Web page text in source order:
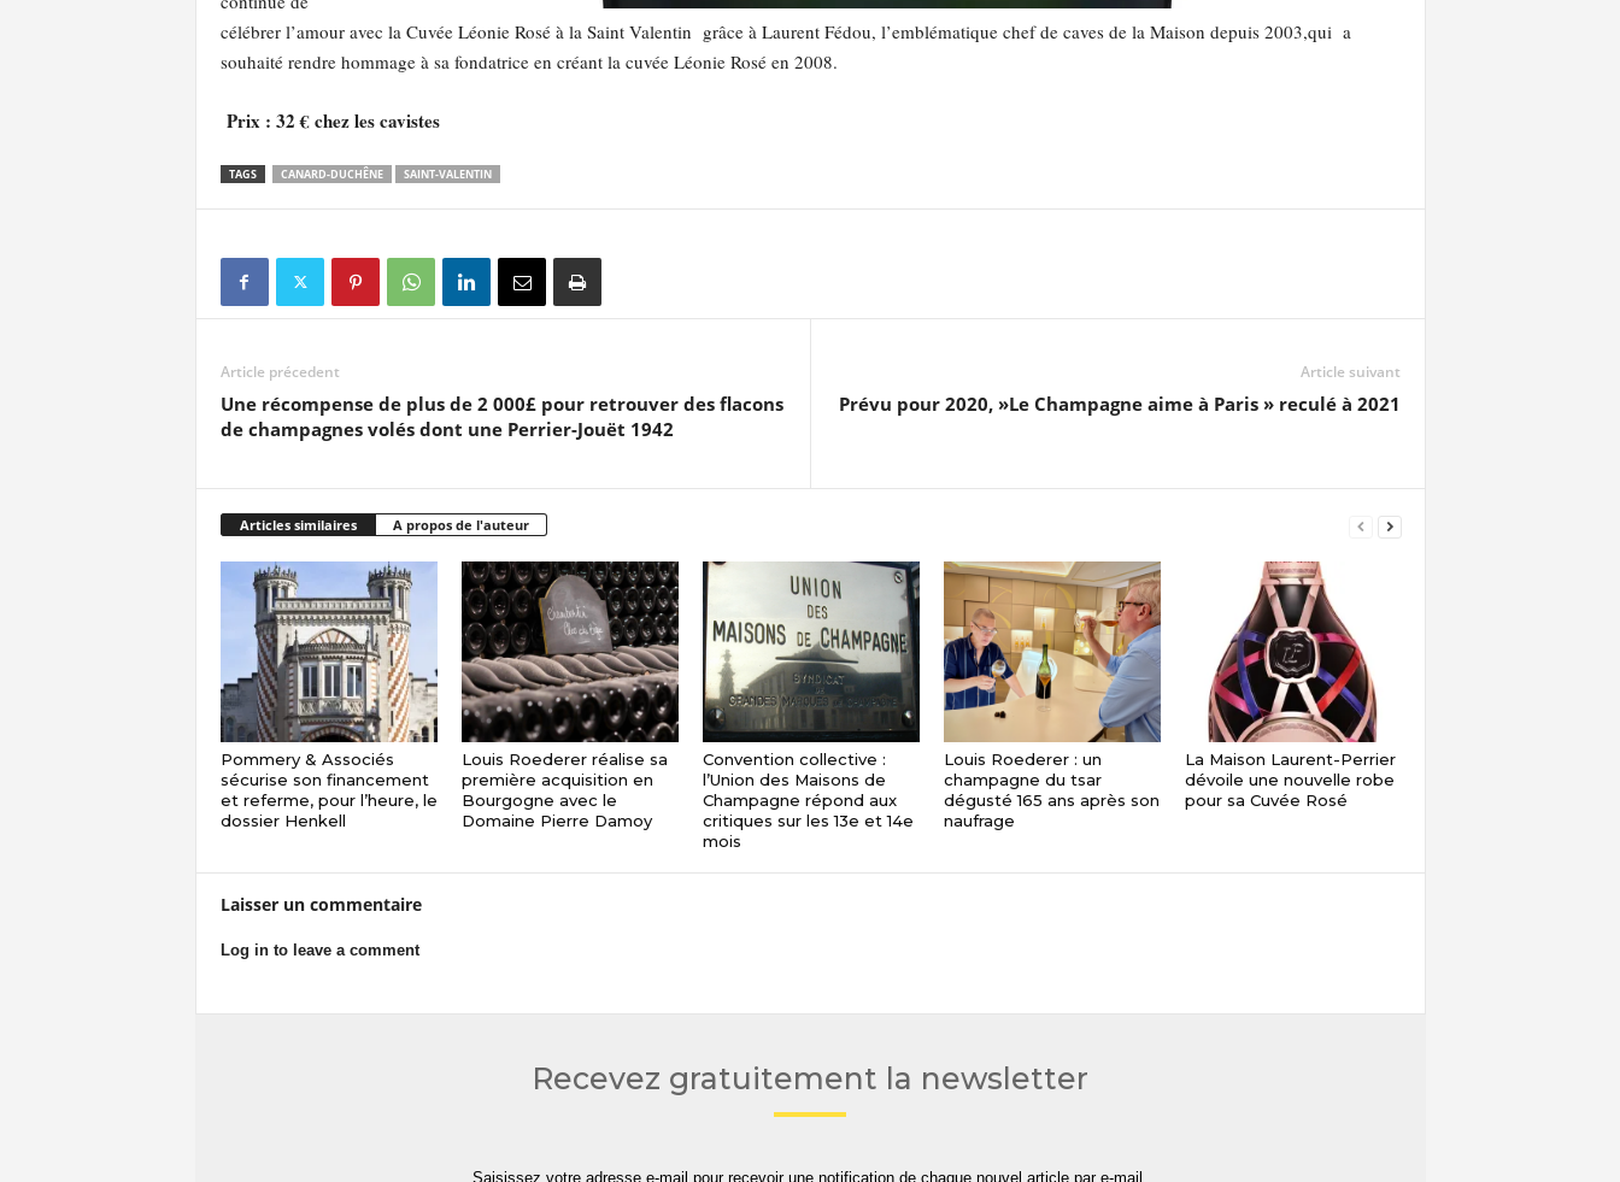
célébrer l’amour avec la Cuvée Léonie Rosé à la Saint Valentin grâce à Laurent Fédou, l’emblématique chef de caves de la Maison depuis 2003,qui a
souhaité rendre hommage à sa fondatrice en créant la cuvée Léonie Rosé en 2008.
Prix : 32 € chez les cavistes
TAGS CANARD-DUCHÊNE SAINT-VALENTIN
Article précedent
Une récompense de plus de 2 000£ pour retrouver des flacons
de champagnes volés dont une Perrier-Jouët 1942
Article suivant
Prévu pour 2020, »Le Champagne aime à Paris » reculé à 2021
Articles similaires A propos de l'auteur
Pommery & Associés
sécurise son financement
et referme, pour l’heure, le
dossier Henkell
Louis Roederer réalise sa
première acquisition en
Bourgogne avec le
Domaine Pierre Damoy
Convention collective :
l’Union des Maisons de
Champagne répond aux
critiques sur les 13e et 14e
mois
Louis Roederer : un
champagne du tsar
dégusté 165 ans après son
naufrage
La Maison Laurent-Perrier
dévoile une nouvelle robe
pour sa Cuvée Rosé
Laisser un commentaire
Log in to leave a comment
Recevez gratuitement la newsletter
Saisissez votre adresse e-mail pour recevoir une notification de chaque nouvel article par e-mail.